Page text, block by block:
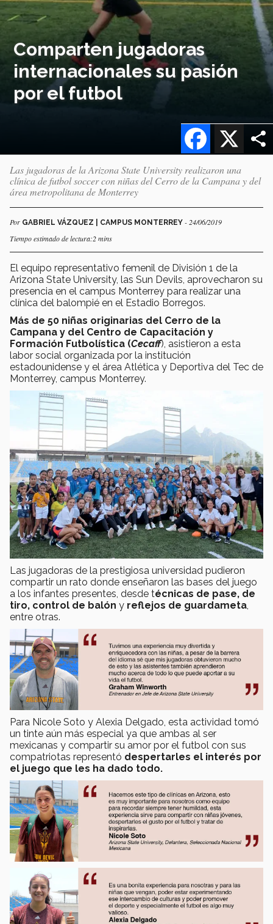
Comparten jugadoras
internacionales su pasión
por el futbol
X
Facebook
Las jugadoras de la Arizona State University realizaron una
clínica de futbol soccer con niñas del Cerro de la Campana y del
área metropolitana de Monterrey
Por GABRIEL VÁZQUEZ | CAMPUS MONTERREY - 24/06/2019
Tiempo estimado de lectura:2 mins
El equipo representativo femenil de División 1 de la
Arizona State University, las Sun Devils, aprovecharon su
presencia en el campus Monterrey para realizar una
clínica del balompié en el Estadio Borregos.
Más de 50 niñas originarias del Cerro de la
Campana y del Centro de Capacitación y
Formación Futbolística (Cecaff), asistieron a esta
labor social organizada por la institución
estadounidense y el área Atlética y Deportiva del Tec de
Monterrey, campus Monterrey.
Las jugadoras de la prestigiosa universidad pudieron
compartir un rato donde enseñaron las bases del juego
a los infantes presentes, desde técnicas de pase, de
tiro, control de balón y reflejos de guardameta,
entre otras.
Para Nicole Soto y Alexia Delgado, esta actividad tomó
un tinte aún más especial ya que ambas al ser
mexicanas y compartir su amor por el futbol con sus
compatriotas representó despertarles el interés por
el juego que les ha dado todo.